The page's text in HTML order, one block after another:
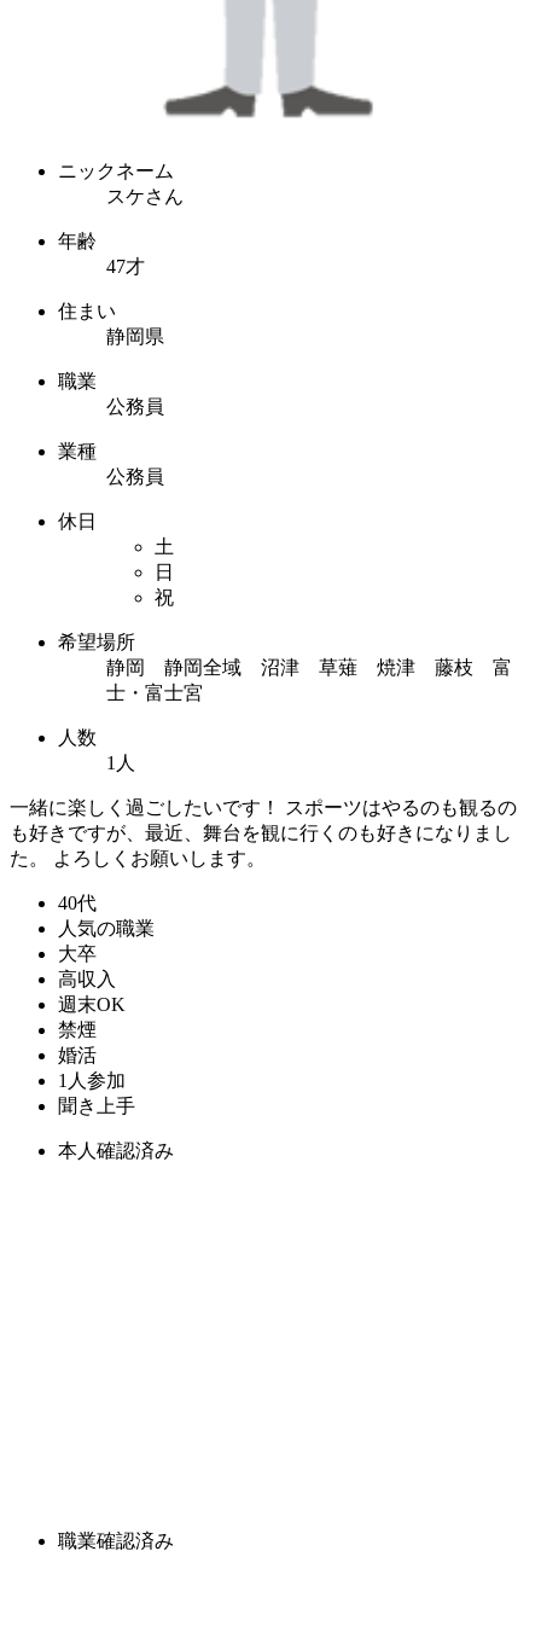
ニックネーム
スケさん
年齢
47才
住まい
静岡県
職業
公務員
業種
公務員
休日
土
日
祝
希望場所
静岡 静岡全域 沼津 草薙 焼津 藤枝 富
士・富士宮
人数
1人
一緒に楽しく過ごしたいです！ スポーツはやるのも観るの
も好きですが、最近、舞台を観に行くのも好きになりまし
た。 よろしくお願いします。
40代
人気の職業
大卒
高収入
週末OK
禁煙
婚活
1人参加
聞き上手
本人確認済み
職業確認済み